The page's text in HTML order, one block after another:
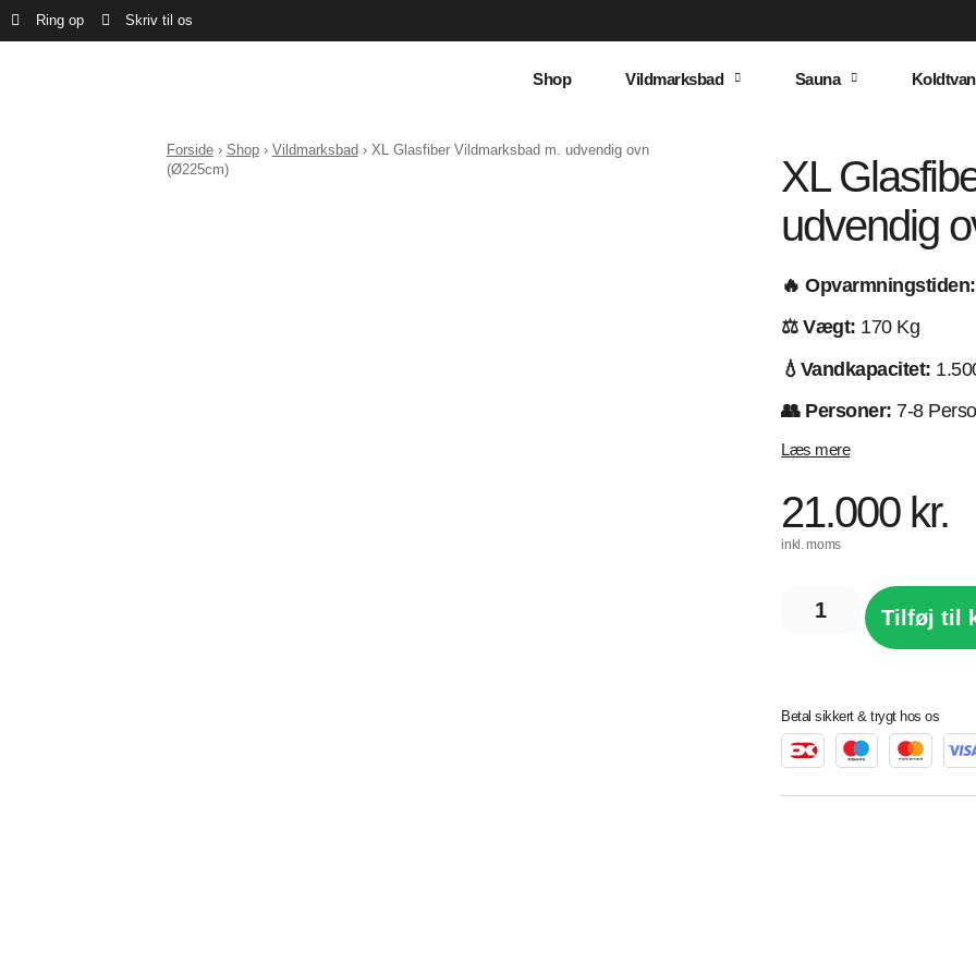
Ring op Skriv til os
Shop Vildmarksbad Sauna
Forside› Shop› Vildmarksbad› XL Glasfiber Vildmarksbad m. udvendig ovn
(Ø225cm)
XL
udvendig
🔥 Opvarmningstiden:
⚖️ Vægt: 170 Kg
💧Vandkapacitet:
👥 Personer: 7-8
Læs mere
21.000 kr.
inkl. moms
Tilføj til
Betal sikkert & trygt hos os